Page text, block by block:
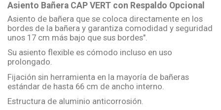
Asiento Bañera CAP VERT con Respaldo Opcional
Asiento de bañera que se coloca directamente en los
bordes de la bañera y garantiza comodidad y seguridad
unos 17 cm más bajo que sus bordes".
Su asiento flexible es cómodo incluso en uso
prolongado.
Fijación sin herramienta en la mayoría de bañeras
estándar de hasta 66 cm de ancho interno.
Estructura de aluminio anticorrosión.